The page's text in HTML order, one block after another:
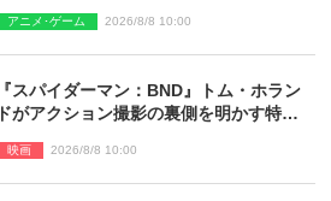
アニメ･ゲーム 2026/8/8 10:00
『スパイダーマン：BND』トム・ホラン
ドがアクション撮影の裏側を明かす特別
映画 2026/8/8 10:00